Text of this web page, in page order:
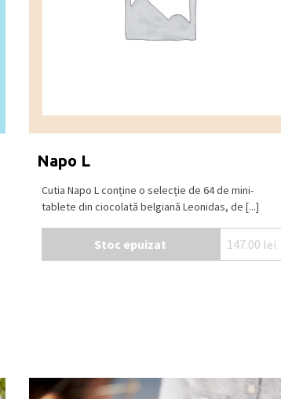
a fost: 149.00 lei.
este: 100.00 lei.
Napo L
Cutia Napo L conține o selecție de 64 de mini-
tablete din ciocolată belgiană Leonidas, de [...]
Stoc epuizat 147.00 lei